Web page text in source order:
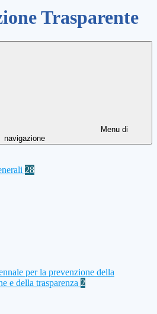
Trasparente
Menu di
navigazione
28
per la prevenzione della
e della trasparenza 2